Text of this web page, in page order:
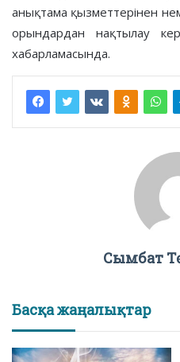
анықтама қызметтерінен
орындардан нақтылау
хабарламасында.
Сымбат
Басқа жаңалықтар